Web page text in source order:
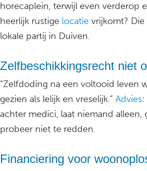
horecaplein, terwijl even verderop
heerlijk rustige locatie vrijkomt? Die
lokale partij in Duiven.
Zelfbeschikkingsrecht niet
“Zelfdoding na een voltooid leven
gezien als lelijk en vreselijk.” Advies
achter medici, laat niemand alleen,
probeer niet te redden.
Financiering voor